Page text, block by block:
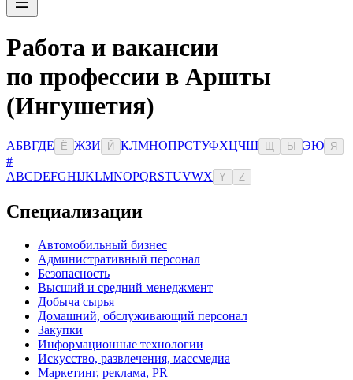
Работа и вакансии
по профессии в Аршты
(Ингушетия)
АБВГДЕ Ё ЖЗИ Й КЛМНОПРСТУФХЦЧШ Ы ЭЮ Я
#
ABCDEFGHIJKLMNOPQRSTUVWX Y Z
Специализации
Автомобильный бизнес
Административный персонал
Безопасность
Высший и средний менеджмент
Добыча сырья
Домашний, обслуживающий персонал
Закупки
Информационные технологии
Искусство, развлечения, массмедиа
Маркетинг, реклама, PR